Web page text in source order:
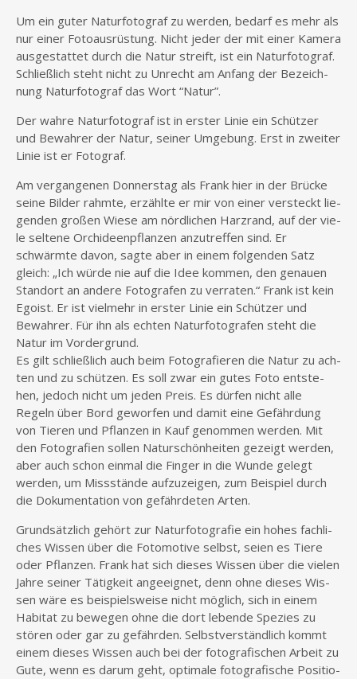
Um ein guter Natur­fo­to­graf zu wer­den, bedarf es mehr als
nur einer Foto­aus­rüs­tung. Nicht jeder der mit einer Kame­ra
aus­ge­stat­tet durch die Natur streift, ist ein Natur­fo­to­graf.
Schließ­lich steht nicht zu Unrecht am Anfang der Bezeich­
nung Natur­fo­to­graf das Wort “Natur”.
Der wah­re Natur­fo­to­graf ist in ers­ter Linie ein Schüt­zer
und Bewah­rer der Natur, sei­ner Umge­bung. Erst in zwei­ter
Linie ist er Fotograf.
Am ver­gan­ge­nen Don­ners­tag als Frank hier in der Brü­cke
sei­ne Bil­der rahm­te, erzähl­te er mir von einer ver­steckt lie­
gen­den gro­ßen Wie­se am nörd­li­chen Harz­rand, auf der vie­
le sel­te­ne Orchi­deen­pflan­zen anzu­tref­fen sind. Er
schwärm­te davon, sag­te aber in einem fol­gen­den Satz
gleich: „Ich wür­de nie auf die Idee kom­men, den genau­en
Stand­ort an ande­re Foto­gra­fen zu ver­ra­ten.“ Frank ist kein
Ego­ist. Er ist viel­mehr in ers­ter Linie ein Schüt­zer und
Bewah­rer. Für ihn als ech­ten Natur­fo­to­gra­fen steht die
Natur im Vordergrund.
Es gilt schließ­lich auch beim Foto­gra­fie­ren die Natur zu ach­
ten und zu schüt­zen. Es soll zwar ein gutes Foto ent­ste­
hen, jedoch nicht um jeden Preis. Es dür­fen nicht alle
Regeln über Bord gewor­fen und damit eine Gefähr­dung
von Tie­ren und Pflan­zen in Kauf genom­men wer­den. Mit
den Foto­gra­fien sol­len Natur­schön­hei­ten gezeigt wer­den,
aber auch schon ein­mal die Fin­ger in die Wun­de gelegt
wer­den, um Miss­stän­de auf­zu­zei­gen, zum Bei­spiel durch
die Doku­men­ta­ti­on von gefähr­de­ten Arten.
Grund­sätz­lich gehört zur Natur­fo­to­gra­fie ein hohes fach­li­
ches Wis­sen über die Foto­mo­ti­ve selbst, sei­en es Tie­re
oder Pflan­zen. Frank hat sich die­ses Wis­sen über die vie­len
Jah­re sei­ner Tätig­keit ange­eig­net, denn ohne die­ses Wis­
sen wäre es bei­spiels­wei­se nicht mög­lich, sich in einem
Habi­tat zu bewe­gen ohne die dort leben­de Spe­zi­es zu
stö­ren oder gar zu gefähr­den. Selbst­ver­ständ­lich kommt
einem die­ses Wis­sen auch bei der foto­gra­fi­schen Arbeit zu
Gute, wenn es dar­um geht, opti­ma­le foto­gra­fi­sche Posi­tio­